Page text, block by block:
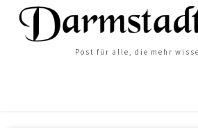
Post für alle, die mehr